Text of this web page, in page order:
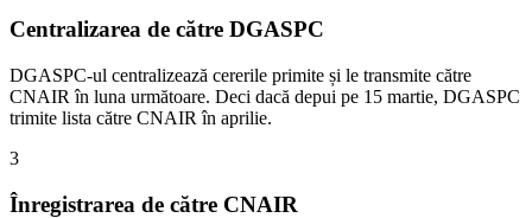
Centralizarea de către DGASPC
DGASPC-ul centralizează cererile primite și le transmite către
CNAIR în luna următoare. Deci dacă depui pe 15 martie, DGASPC
trimite lista către CNAIR în aprilie.
3
Înregistrarea de către CNAIR